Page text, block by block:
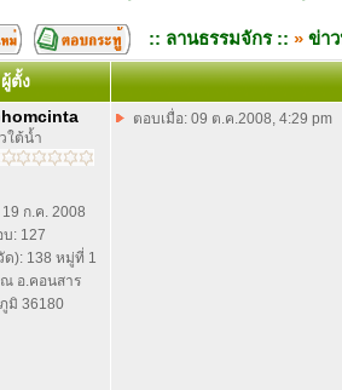
:: ลานธรรมจักร :: » ข่า
ผู้ตั้ง
ใต้น้ำ
19 ก.ค. 2008
บ: 127
ด): 138 หมู่ที่ 1
อ.คอนสาร
มิ 36180
ตอบเมื่อ: 09 ต.ค.2008, 4:29 pm